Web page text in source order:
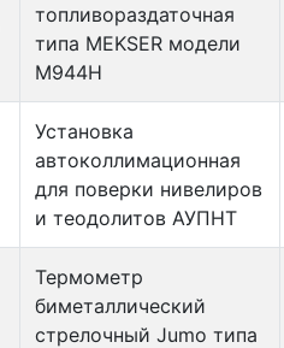
топливораздаточная
типа MEKSER модели
М944H
Установка
автоколлимационная
для поверки нивелиров
и теодолитов АУПНТ
Термометр
биметаллический
стрелочный Jumo типа